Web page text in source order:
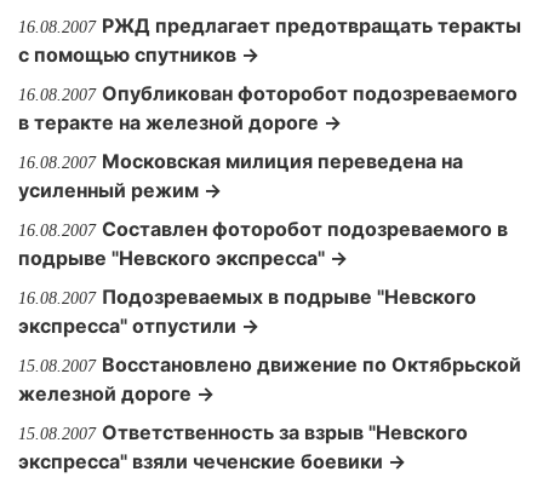
16.08.2007 РЖД предлагает предотвращать теракты
с помощью спутников →
16.08.2007 Опубликован фоторобот подозреваемого
в теракте на железной дороге →
16.08.2007 Московская милиция переведена на
усиленный режим →
16.08.2007 Составлен фоторобот подозреваемого в
подрыве "Невского экспресса" →
16.08.2007 Подозреваемых в подрыве "Невского
экспресса" отпустили →
15.08.2007 Восстановлено движение по Октябрьской
железной дороге →
15.08.2007 Ответственность за взрыв "Невского
экспресса" взяли чеченские боевики →